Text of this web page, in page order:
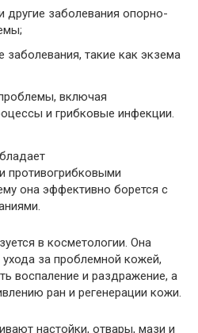
другие заболевания опорно-
заболевания, такие как экзема
включая
и грибковые инфекции.
противогрибковыми
она эффективно борется с
в косметологии. Она
за проблемной кожей,
воспаление и раздражение, а
ран и регенерации кожи.
настойки, отвары, мази и